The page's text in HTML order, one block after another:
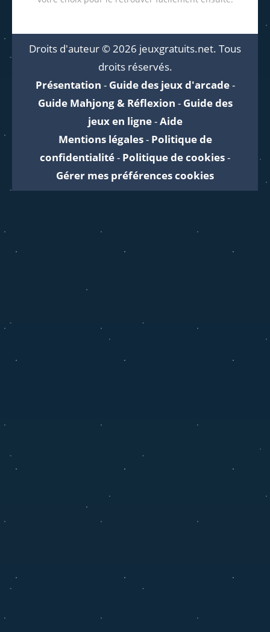
Droits d'auteur © 2026 jeuxgratuits.net. Tous
droits réservés.
Présentation - Guide des jeux d'arcade-
Guide Mahjong & Réflexion - Guide des
jeux en ligne-Aide
Mentions légales- Politique de
confidentialité- Politique de cookies-
Gérer mes préférences cookies